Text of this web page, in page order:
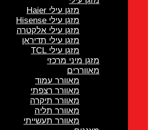
מזגן עילי Haier
מזגן עילי Hisense
מזגן עילי אלקטרה
מזגן עילי תדיראן
מזגן עילי TCL
מזגן מיני מרכזי
מאווררים
מאוורר עמוד
מאוורר רצפתי
מאוורר תיקרה
מאוורר תליה
מאוורר תעשייתי